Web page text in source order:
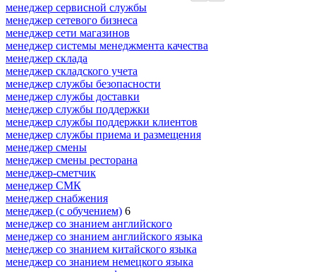
менеджер сервисной службы
менеджер сетевого бизнеса
менеджер сети магазинов
менеджер системы менеджмента качества
менеджер склада
менеджер складского учета
менеджер службы безопасности
менеджер службы доставки
менеджер службы поддержки
менеджер службы поддержки клиентов
менеджер службы приема и размещения
менеджер смены
менеджер смены ресторана
менеджер-сметчик
менеджер СМК
менеджер снабжения
менеджер (с обучением) 6
менеджер со знанием английского
менеджер со знанием английского языка
менеджер со знанием китайского языка
менеджер со знанием немецкого языка